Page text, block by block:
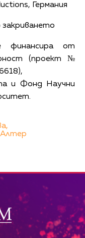
Германия
финансира от
(проект №
и Фонд Научни